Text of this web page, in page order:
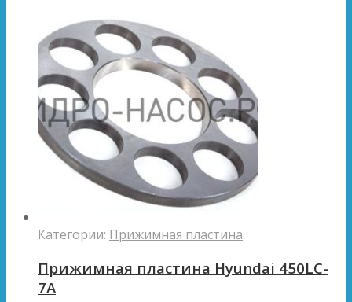
Категории: Прижимная пластина
Прижимная пластина Hyundai 450LC-
7A